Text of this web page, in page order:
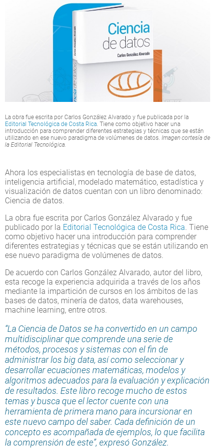
La obra fue escrita por Carlos González Alvarado y fue publicada por la
Editorial Tecnológica de Costa Rica. Tiene como objetivo hacer una
introducción para comprender diferentes estrategias y técnicas que se están
utilizando en ese nuevo paradigma de volúmenes de datos. Imagen cortesía de
la Editorial Tecnológica.
Ahora los especialistas en tecnología de base de datos,
inteligencia artificial, modelado matemático, estadística y
visualización de datos cuentan con un libro denominado:
Ciencia de datos.
La obra fue escrita por Carlos González Alvarado y fue
publicado por la Editorial Tecnológica de Costa Rica. Tiene
como objetivo hacer una introducción para comprender
diferentes estrategias y técnicas que se están utilizando en
ese nuevo paradigma de volúmenes de datos.
De acuerdo con Carlos González Alvarado, autor del libro,
esta recoge la experiencia adquirida a través de los años
mediante la impartición de cursos en los ámbitos de las
bases de datos, minería de datos, data warehouses,
machine learning, entre otros.
“La Ciencia de Datos se ha convertido en un campo
multidisciplinar que comprende una serie de
métodos, procesos y sistemas con el fin de
administrar los big data, así como seleccionar y
desarrollar ecuaciones matemáticas, modelos y
algoritmos adecuados para la evaluación y explicación
de resultados. Este libro recoge mucho de estos
temas y busca que el lector cuente con una
herramienta de primera mano para incursionar en
este nuevo campo del saber. Cada definición de un
concepto es acompañada de ejemplos, lo que facilita
la comprensión de este”, expresó González.